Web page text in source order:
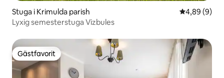
Stuga i Krimulda parish 4,89 av 5 i
4,89 (9)
Lyxig semesterstuga Vizbules
Gästfavorit
Gästfavorit